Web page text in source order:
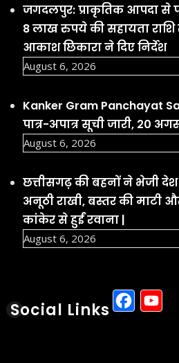
जगदलपुर: प्राकृतिक आपदा से
8 लाख रुपये की सहायता
आकाश छिकारा ने दिए निर्देश
August 6, 2026
Kanker Gram Panchayat
पात्र-अपात्र सूची जारी, 20
August 6, 2026
छत्तीसगढ़ की बहनों ने भेजी
अनूठी राखी, बस्तर की माटी
कांकेर से हुईं रवाना |
August 6, 2026
Social Links